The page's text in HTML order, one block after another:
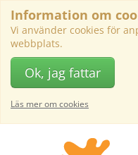
Information om
Vi använder cookies för
webbplats.
Ok, jag fattar
Läs mer om cookies